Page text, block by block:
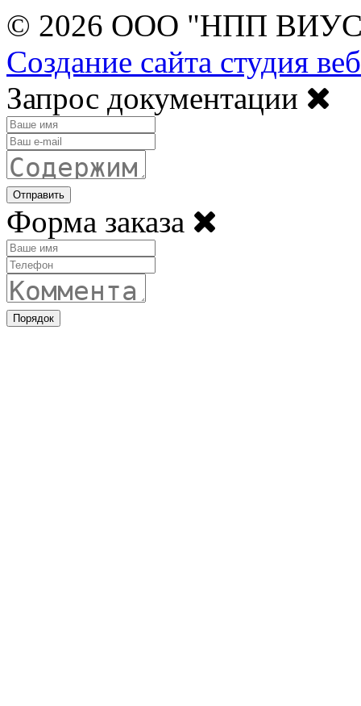
© 2026 ООО "НПП
Создание сайта студия
Запрос документации
Close
modal
Отправить
Форма заказа
Close
modal
Порядок